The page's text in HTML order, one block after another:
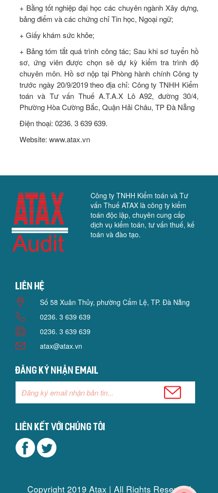
+ Bằng tốt nghiệp đại học các chuyên ngành Xây dựng,
bảng điểm và các chứng chỉ Tin học, Ngoại ngữ;
+ Giấy khám sức khỏe;
+ Bảng tóm tắt quá trình công tác; Sau khi sơ tuyển hồ
sơ, ứng viên được chọn sẽ dự kỳ kiểm tra trình độ
chuyên môn. Hồ sơ nộp tại Phòng hành chính Công ty
trước ngày 20/9/2019 theo địa chỉ: Công ty TNHH Kiểm
toán và Tư vấn Thuế A.T.A.X Lô A92, đường 30/4,
Phường Hòa Cường Bắc, Quận Hải Châu, TP Đà Nẵng
Điện thoại: 0236. 3 639 639.
Website: www.atax.vn
Công ty TNHH Kiểm toán và Tư
vấn Thuế ATAX là công ty kiểm
toán độc lập, chuyên cung cấp
dịch vụ kiểm toán, tư vấn thuế, kế
toán và đào tạo.
Liên hệ
Số 58 Xuân Thủy, phường Cẩm Lệ, TP. Đà Nẵng
0236. 3 639 639
0236. 3 639 639
atax@atax.vn
Đăng ký nhận email
Liên kết với chúng tôi
Copyright 2019 Atax | All Rights Reserved